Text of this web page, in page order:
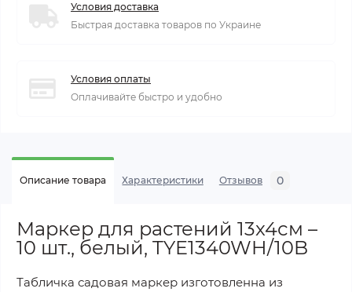
Условия доставка
Быстрая доставка товаров по Украине
Условия оплаты
Оплачивайте быстро и удобно
Описание товара Характеристики Отзывов 0
Маркер для растений 13x4см –
10 шт., белый, TYE1340WH/10B
Табличка садовая маркер изготовленна из